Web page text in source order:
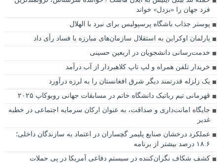
فرد جهان را «بزدل» خواند
پوستر جذاب باشگاه پرسپولیس برای نبرد با الهلال
پارلمان اوکراین به استقلال سازمان‌های مبارزه با فساد رأی داد
خدمت‌رسانی دانشجویان در اربعین حسینی
خریدار تلفن همراه و لپ تاپ کلاهبردار از آب درآمد
یک زلزله قدرتمند دیگر شرق افغانستان را به لرزه درآورد
قهرمانی تیم رباتیک دانشگاه خاتم در مسابقات جهانی روبوکاپ ۲۰۲۵
جایگاه امانت‌داری و صداقت، به عنوان ارکان سرمایه اجتماعی در خطبه
غدیر
عملکرد درخشان صنایع پلیمر گچساران در اعتماد به سازندگان داخلی؛
۱۸.۶ درصد بیشتر از برنامه
کشف شکاف نگران‌کننده در سیستم دفاعی آمریکا در پی حملات